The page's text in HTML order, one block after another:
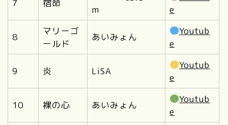
7 宿命
m
e
8
マリーゴ
ールド
あいみょん
Youtub
e
9 炎 LiSA
Youtub
e
10 裸の心 あいみょん
Youtub
e